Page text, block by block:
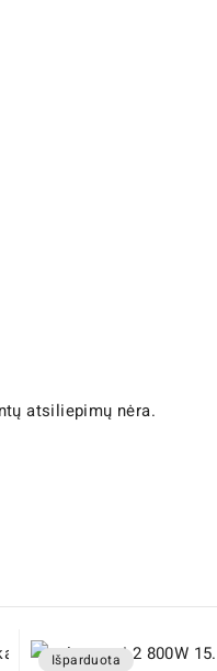
atsiliepimų nėra.
Išparduota